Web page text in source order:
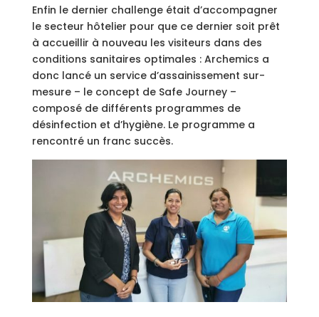
Enfin le dernier challenge était d’accompagner
le secteur hôtelier pour que ce dernier soit prêt
à accueillir à nouveau les visiteurs dans des
conditions sanitaires optimales : Archemics a
donc lancé un service d’assainissement sur-
mesure – le concept de Safe Journey –
composé de différents programmes de
désinfection et d’hygiène. Le programme a
rencontré un franc succès.